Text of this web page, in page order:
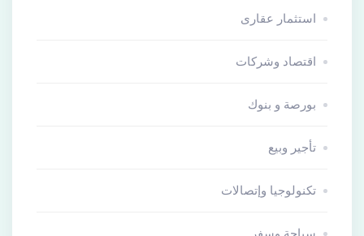
استثمار عقارى
اقتصاد وشركات
بورصة و بنوك
تأجير وبيع
تكنولوجيا وإتصالات